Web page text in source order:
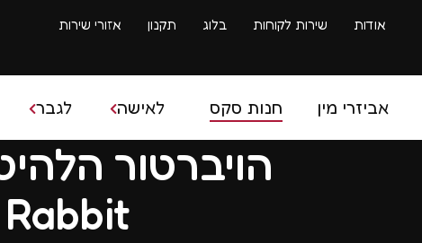
אודות שירות לקוחות בלוג תקנון אזורי שירות
אביזרי מין חנות סקס לאישה
ביצים סיניות
לגבר
בובת
איבר מין